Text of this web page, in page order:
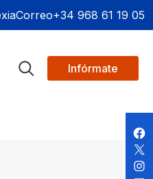
Correo+34 968 61 19 05
Infórmate